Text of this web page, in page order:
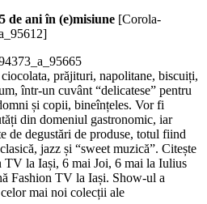
de ani în (e)misiune [Corola-
prăjituri, napolitane, biscuiți,
într-un cuvânt “delicatese” pentru
și copii, bineînțeles. Vor fi
din domeniul gastronomic, iar
de degustări de produse, totul fiind
jazz și “sweet muzică”. Citește
TV la Iași, 6 mai Joi, 6 mai la Iulius
Fashion TV la Iași. Show-ul a
mai noi colecții ale